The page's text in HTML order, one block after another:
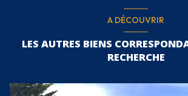
A DÉCOUVRIR
LES AUTRES BIENS
RECHERCHE